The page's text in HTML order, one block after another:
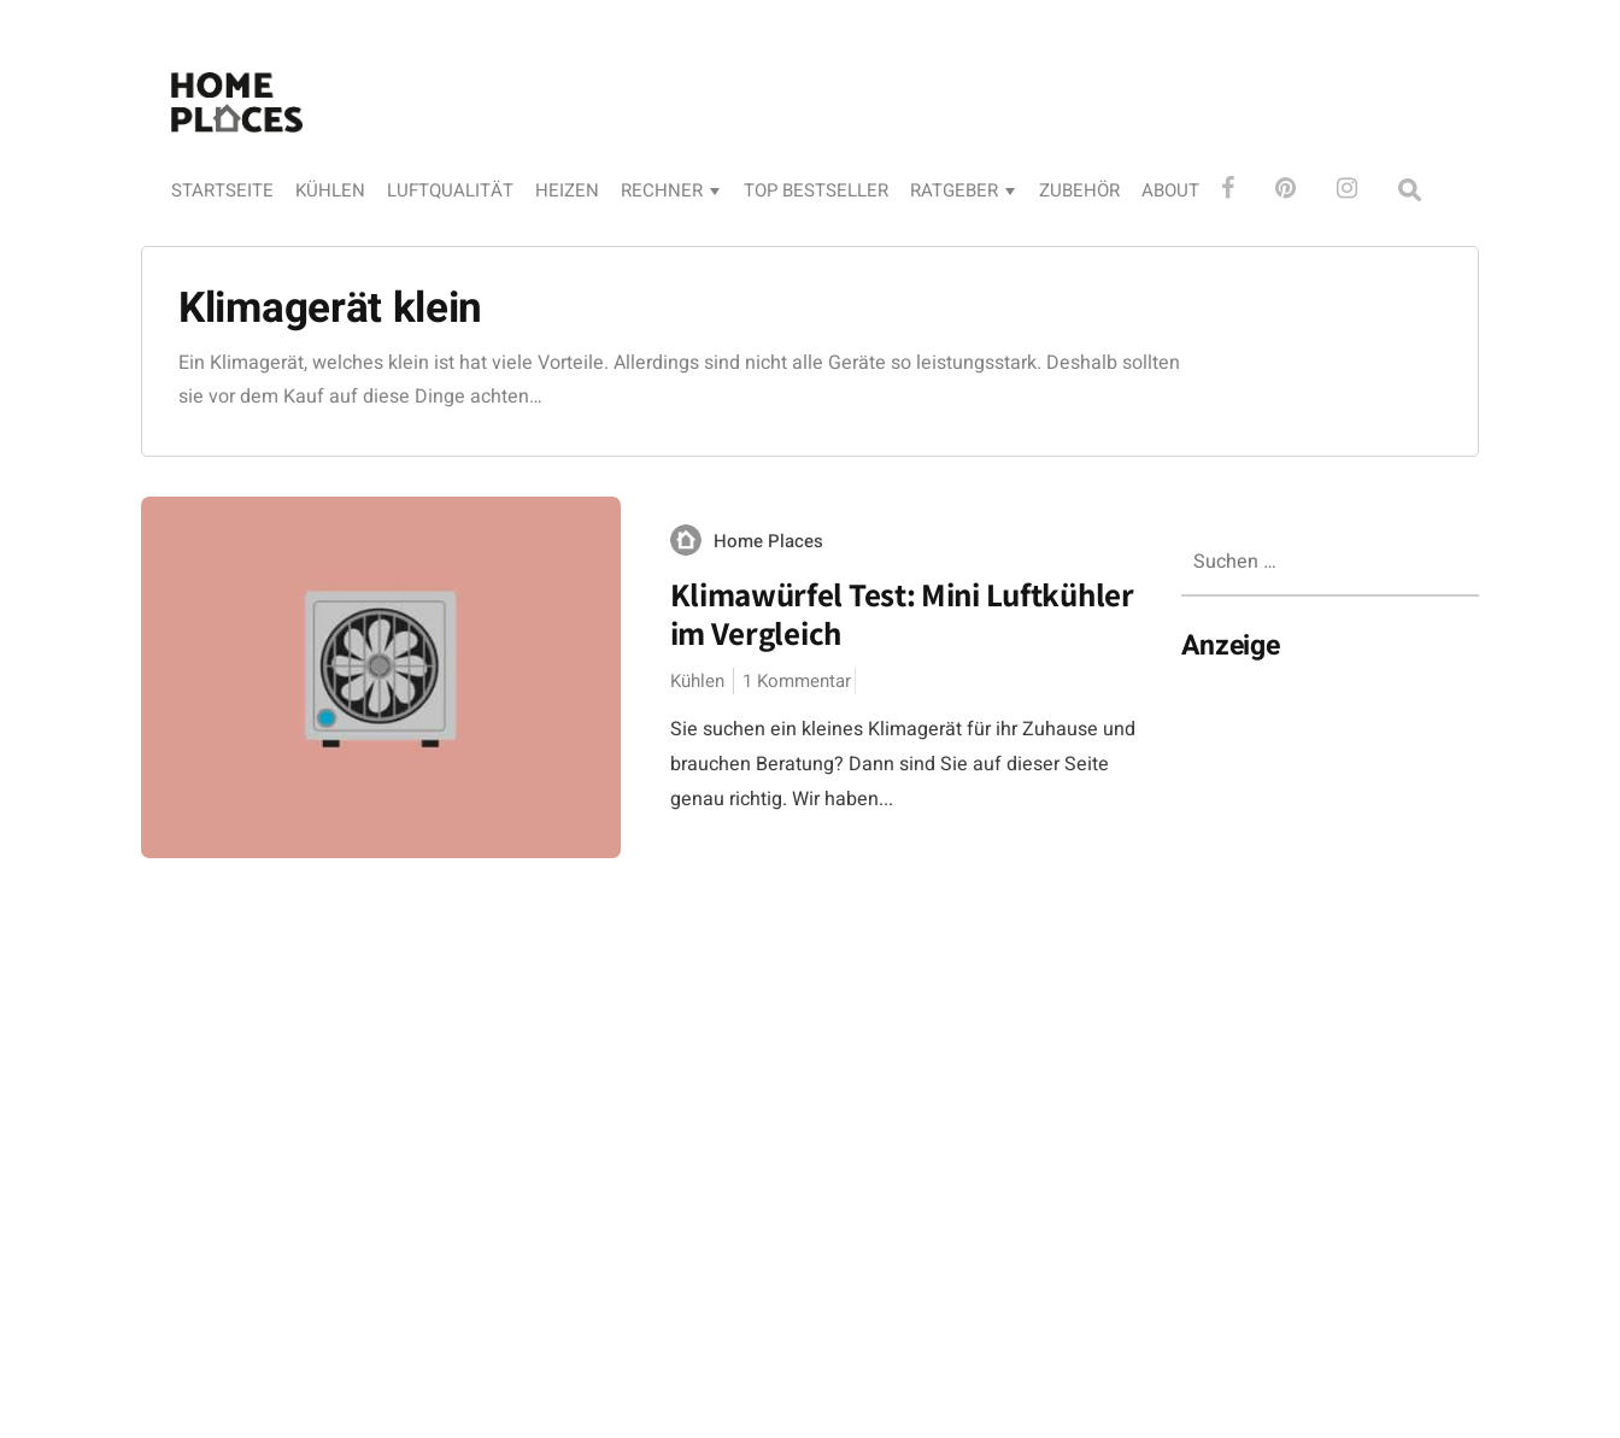
STARTSEITE KÜHLEN LUFTQUALITÄT HEIZEN RECHNER TOP BESTSELLER RATGEBER ZUBEHÖR ABOUT
Klimagerät klein
Ein Klimagerät, welches klein ist hat viele Vorteile. Allerdings sind nicht alle Geräte so leistungsstark. Deshalb sollten
sie vor dem Kauf auf diese Dinge achten…
Home Places
Klimawürfel Test: Mini Luftkühler
im Vergleich
Kühlen 1 Kommentar
Sie suchen ein kleines Klimagerät für ihr Zuhause und
brauchen Beratung? Dann sind Sie auf dieser Seite
genau richtig. Wir haben...
nach:
Anzeige